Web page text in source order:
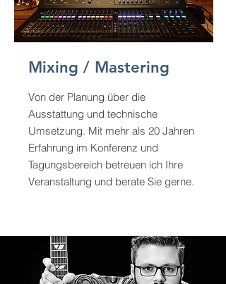
Mixing / Mastering
Von der Planung über die
Ausstattung und technische
Umsetzung. Mit mehr als 20 Jahren
Erfahrung im Konferenz und
Tagungsbereich betreuen ich Ihre
Veranstaltung und berate Sie gerne.